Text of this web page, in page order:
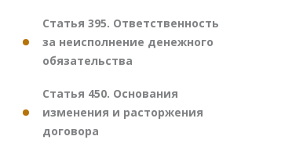
Статья 395. Ответственность
за неисполнение денежного
обязательства
Статья 450. Основания
изменения и расторжения
договора